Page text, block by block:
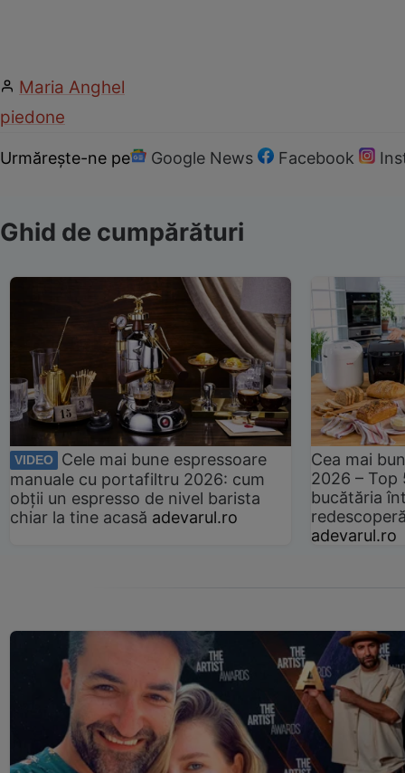
Maria Anghel
piedone
Urmărește-ne pe Google News Facebook
Ghid de cumpărături
VIDEO
Cele mai bune espressoare
manuale cu portafiltru 2026: cum
obții un espresso de nivel barista
chiar la tine acasă adevarul.ro
Cea mai
2026 –
bucătăria
adevarul.ro